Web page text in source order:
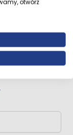
IN Dąb New
otwórz